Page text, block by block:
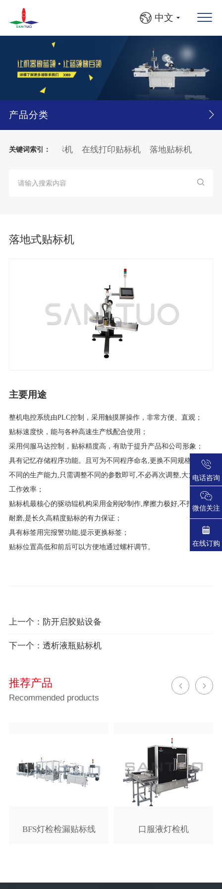
中文
产品分类
关键词索引：
统 平面贴标机 在线打印贴标机 落地贴标机
落地式贴标机
主要用途
整机电控系统由PLC控制，采用触摸屏操作，非常方便、直观；
贴标速度快，能与各种高速生产线配合使用；
采用伺服马达控制，贴标精度高，有助于提升产品和公司形象；
具有记忆存储程序功能。且可为不同程序命名,更换不同规格或采用
不同的生产能力,只需调整不同的参数即可,不必再次调整,大大提高
工作效率；
贴标机最核心的驱动辊机构采用金刚砂制作,摩擦力极好,不打滑,又
耐磨,是长久高精度贴标的有力保证；
具有标签用完报警功能,提示更换标签；
贴标位置高低和前后可以方便地通过螺杆调节。
上一个： 防开启胶贴设备
下一个： 透析液瓶贴标机
推荐产品
Recommended products
BFS灯检检漏贴标线 口服液灯检机
电话咨询
微信关注
在线订购